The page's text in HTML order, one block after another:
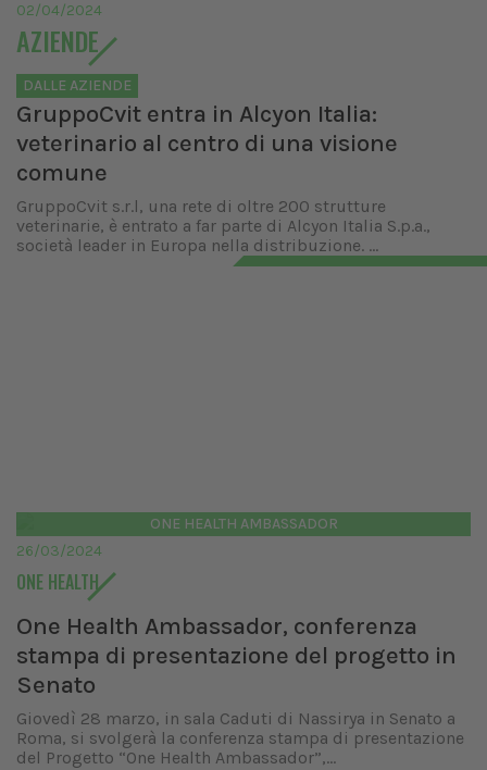
02/04/2024
AZIENDE
DALLE AZIENDE
GruppoCvit entra in Alcyon Italia:
veterinario al centro di una visione
comune
GruppoCvit s.r.l, una rete di oltre 200 strutture
veterinarie, è entrato a far parte di Alcyon Italia S.p.a.,
società leader in Europa nella distribuzione. ...
ONE HEALTH AMBASSADOR
26/03/2024
ONE HEALTH
One Health Ambassador, conferenza
stampa di presentazione del progetto in
Senato
Giovedì 28 marzo, in sala Caduti di Nassirya in Senato a
Roma, si svolgerà la conferenza stampa di presentazione
del Progetto “One Health Ambassador”,...